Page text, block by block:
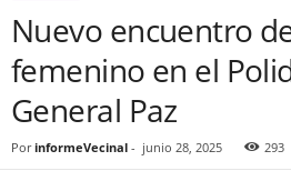
Nuevo encuentro
femenino en el
General Paz
Por informeVecinal - junio 28, 2025 293